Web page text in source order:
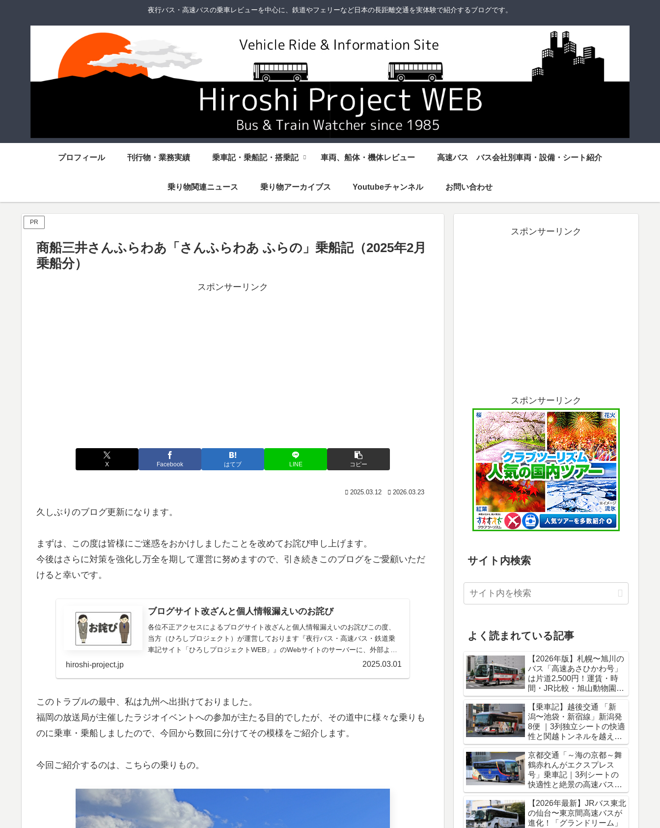
夜行バス・高速バスの乗車レビューを中心に、鉄道やフェリーなど日本の長距離交通を実体験で紹介するブログです。
プロフィール 刊行物・業務実績 乗車記・乗船記・搭乗記 車両、船体・機体レビュー 高速バス バス会社別車両・設備・シート紹介
乗り物関連ニュース 乗り物アーカイブス Youtubeチャンネル お問い合わせ
PR
商船三井さんふらわあ「さんふらわあ ふらの」乗船記（2025年2月
乗船分）
スポンサーリンク
X Facebook はてブ LINE コピー
2025.03.12 2026.03.23
久しぶりのブログ更新になります。
まずは、この度は皆様にご迷惑をおかけしましたことを改めてお詫び申し上げます。
今後はさらに対策を強化し万全を期して運営に努めますので、引き続きこのブログをご愛顧いただ
けると幸いです。
ブログサイト改ざんと個人情報漏えいのお詫び
各位不正アクセスによるブログサイト改ざんと個人情報漏えいのお詫びこの度、
当方（ひろしプロジェクト）が運営しております『夜行バス・高速バス・鉄道乗
車記サイト「ひろしプロジェクトWEB」』のWebサイトのサーバーに、外部より
hiroshi-project.jp 2025.03.01
このトラブルの最中、私は九州へ出掛けておりました。
福岡の放送局が主催したラジオイベントへの参加が主たる目的でしたが、その道中に様々な乗りも
のに乗車・乗船しましたので、今回から数回に分けてその模様をご紹介します。
今回ご紹介するのは、こちらの乗りもの。
スポンサーリンク
スポンサーリンク
サイト内検索
よく読まれている記事
【2026年版】札幌〜旭川の
バス「高速あさひかわ号」
は片道2,500円！運賃・時
間・JR比較・旭山動物園ア
クセス完全ガイド
【乗車記】越後交通 「新
潟〜池袋・新宿線」新潟発
8便 ｜3列独立シートの快適
性と関越トンネルを越える
冬のバス旅
京都交通「～海の京都～舞
鶴赤れんがエクスプレス
号」乗車記｜3列シートの
快適性と絶景の高速バス車
窓をレポート
【2026年最新】JRバス東北
の仙台〜東京間高速バスが
進化！「グランドリーム」